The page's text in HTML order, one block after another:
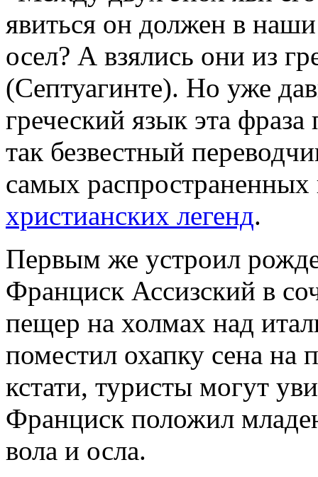
явиться он должен в
осел? А взялись они из
(Септуагинте). Но уже
греческий язык эта
так безвестный
самых
христианских легенд.
Первым же устроил
Франциск Ассизский в
пещер на холмах над
поместил охапку сена на
кстати, туристы могут
Франциск положил
вола и осла.